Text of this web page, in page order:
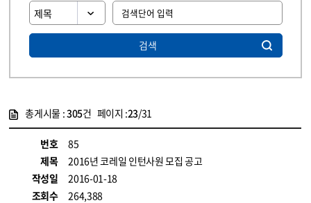
검색
총게시물 :305건 페이지 :23/31
번호
85
제목
2016년 코레일 인턴사원 모집 공고
작성일
2016-01-18
조회수
264,388